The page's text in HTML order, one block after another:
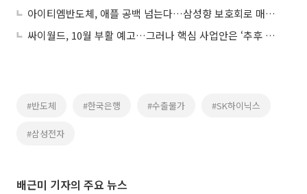
아이티엠반도체, 애플 공백 넘는다…삼성향 보호회로 매출 68% 급증
싸이월드, 10월 부활 예고…그러나 핵심 사업안은 ‘추후 공개’
#반도체 #한국은행 #수출물가 #SK하이닉스
#삼성전자
배근미 기자의 주요 뉴스